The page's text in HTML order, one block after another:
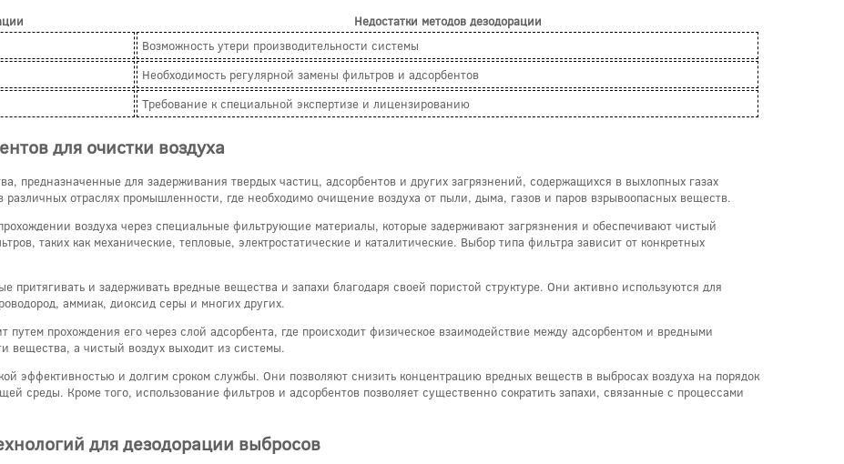
Недостатки методов дезодорации
Возможность утери производительности системы
Необходимость регулярной замены фильтров и адсорбентов
Требование к специальной экспертизе и лицензированию
для очистки воздуха
предназначенные для задерживания твердых частиц, адсорбентов и других загрязнений, содержащихся в выхлопных газах
отраслях промышленности, где необходимо очищение воздуха от пыли, дыма, газов и паров взрывоопасных веществ.
воздуха через специальные фильтрующие материалы, которые задерживают загрязнения и обеспечивают чистый
таких как механические, тепловые, электростатические и каталитические. Выбор типа фильтра зависит от конкретных
притягивать и задерживать вредные вещества и запахи благодаря своей пористой структуре. Они активно используются для
аммиак, диоксид серы и многих других.
путем прохождения его через слой адсорбента, где происходит физическое взаимодействие между адсорбентом и вредными
вещества, а чистый воздух выходит из системы.
эффективностью и долгим сроком службы. Они позволяют снизить концентрацию вредных веществ в выбросах воздуха на порядок
среды. Кроме того, использование фильтров и адсорбентов позволяет существенно сократить запахи, связанные с процессами
для дезодорации выбросов